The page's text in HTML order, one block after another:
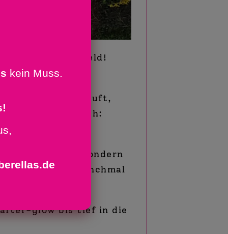
Kloster Steinfeld!
schön.
Frühlingsluft,
und natürlich:
gefordert, sondern
dabei – manchmal
after-glow bis tief in die
kein Muss.